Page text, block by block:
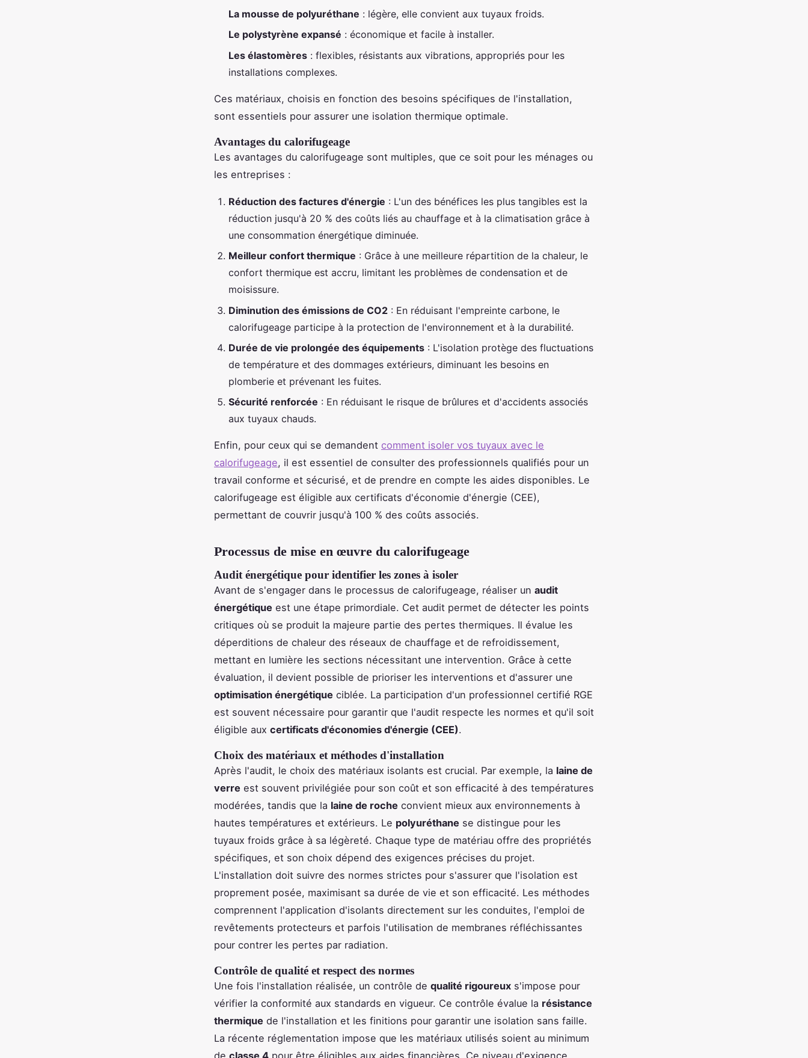
La mousse de polyuréthane : légère, elle convient aux tuyaux froids.
Le polystyrène expansé : économique et facile à installer.
Les élastomères : flexibles, résistants aux vibrations, appropriés pour les
installations complexes.
Ces matériaux, choisis en fonction des besoins spécifiques de l'installation,
sont essentiels pour assurer une isolation thermique optimale.
Avantages du calorifugeage
Les avantages du calorifugeage sont multiples, que ce soit pour les ménages ou
les entreprises :
Réduction des factures d'énergie : L'un des bénéfices les plus tangibles est la
réduction jusqu'à 20 % des coûts liés au chauffage et à la climatisation grâce à
une consommation énergétique diminuée.
Meilleur confort thermique : Grâce à une meilleure répartition de la chaleur, le
confort thermique est accru, limitant les problèmes de condensation et de
moisissure.
Diminution des émissions de CO2 : En réduisant l'empreinte carbone, le
calorifugeage participe à la protection de l'environnement et à la durabilité.
Durée de vie prolongée des équipements : L'isolation protège des fluctuations
de température et des dommages extérieurs, diminuant les besoins en
plomberie et prévenant les fuites.
Sécurité renforcée : En réduisant le risque de brûlures et d'accidents associés
aux tuyaux chauds.
Enfin, pour ceux qui se demandent comment isoler vos tuyaux avec le
calorifugeage, il est essentiel de consulter des professionnels qualifiés pour un
travail conforme et sécurisé, et de prendre en compte les aides disponibles. Le
calorifugeage est éligible aux certificats d'économie d'énergie (CEE),
permettant de couvrir jusqu'à 100 % des coûts associés.
Processus de mise en œuvre du calorifugeage
Audit énergétique pour identifier les zones à isoler
Avant de s'engager dans le processus de calorifugeage, réaliser un audit
énergétique est une étape primordiale. Cet audit permet de détecter les points
critiques où se produit la majeure partie des pertes thermiques. Il évalue les
déperditions de chaleur des réseaux de chauffage et de refroidissement,
mettant en lumière les sections nécessitant une intervention. Grâce à cette
évaluation, il devient possible de prioriser les interventions et d'assurer une
optimisation énergétique ciblée. La participation d'un professionnel certifié RGE
est souvent nécessaire pour garantir que l'audit respecte les normes et qu'il soit
éligible aux certificats d'économies d'énergie (CEE).
Choix des matériaux et méthodes d'installation
Après l'audit, le choix des matériaux isolants est crucial. Par exemple, la laine de
verre est souvent privilégiée pour son coût et son efficacité à des températures
modérées, tandis que la laine de roche convient mieux aux environnements à
hautes températures et extérieurs. Le polyuréthane se distingue pour les
tuyaux froids grâce à sa légèreté. Chaque type de matériau offre des propriétés
spécifiques, et son choix dépend des exigences précises du projet.
L'installation doit suivre des normes strictes pour s'assurer que l'isolation est
proprement posée, maximisant sa durée de vie et son efficacité. Les méthodes
comprennent l'application d'isolants directement sur les conduites, l'emploi de
revêtements protecteurs et parfois l'utilisation de membranes réfléchissantes
pour contrer les pertes par radiation.
Contrôle de qualité et respect des normes
Une fois l'installation réalisée, un contrôle de qualité rigoureux s'impose pour
vérifier la conformité aux standards en vigueur. Ce contrôle évalue la résistance
thermique de l'installation et les finitions pour garantir une isolation sans faille.
La récente réglementation impose que les matériaux utilisés soient au minimum